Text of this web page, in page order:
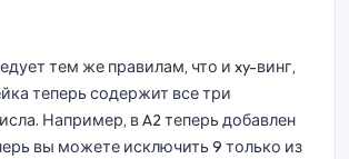
тем же правилам, что и xy-винг,
теперь содержит все три
Например, в A2 теперь добавлен
вы можете исключить 9 только из